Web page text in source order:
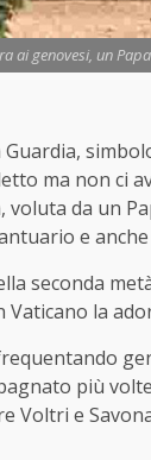
ai genovesi, un
ma non ci
voluta da un
e
seconda
la
più
Voltri e